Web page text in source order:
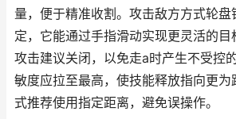
量，便于精准收割。攻击敌方方式轮盘
定，它能通过手指滑动实现更灵活的
攻击建议关闭，以免走a时产生不受控
敏度应拉至最高，使技能释放指向更为
式推荐使用指定距离，避免误操作。